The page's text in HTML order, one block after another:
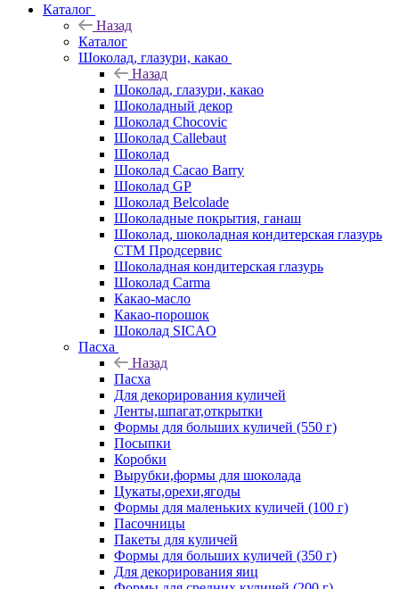
Каталог
Назад
Каталог
Шоколад, глазури, какао
Назад
Шоколад, глазури, какао
Шоколадный декор
Шоколад Chocovic
Шоколад Callebaut
Шоколад
Шоколад Cacao Barry
Шоколад GP
Шоколад Belcolade
Шоколадные покрытия, ганаш
Шоколад, шоколадная кондитерская глазурь
СТМ Продсервис
Шоколадная кондитерская глазурь
Шоколад Carma
Какао-масло
Какао-порошок
Шоколад SICAO
Пасха
Назад
Пасха
Для декорирования куличей
Ленты,шпагат,открытки
Формы для больших куличей (550 г)
Посыпки
Коробки
Вырубки,формы для шоколада
Цукаты,орехи,ягоды
Формы для маленьких куличей (100 г)
Пасочницы
Пакеты для куличей
Формы для больших куличей (350 г)
Для декорирования яиц